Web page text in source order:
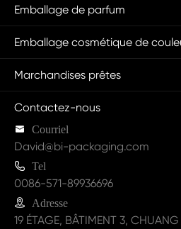
Emballage de parfum
Emballage cosmétique de
Marchandises prêtes
Contactez-nous
 Courriel
David@bi-packaging.com
 Tel
0086-571-89936696
 Adresse
19 ÉTAGE, BÂTIMENT 3,